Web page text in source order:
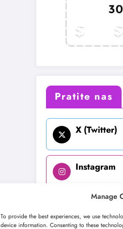
Manage
To provide the best experiences, we use
device information. Consenting to these
Pratite nas
X (Twitter)
Instagram
LinkedIn